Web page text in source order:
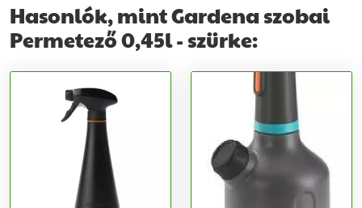
Hasonlók, mint Gardena szobai
Permetező 0,45l - szürke: